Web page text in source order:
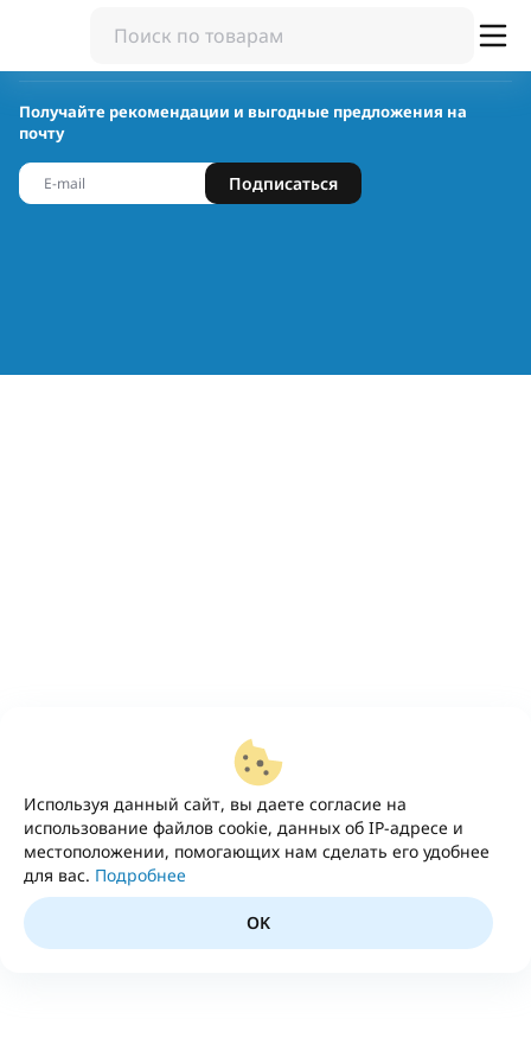
Используя данный сайт, вы даете согласие на
использование файлов cookie, данных об IP-адресе и
местоположении, помогающих нам сделать его удобнее
для вас. Подробнее
OK
Получайте рекомендации и выгодные предложения на
почту
Подписаться